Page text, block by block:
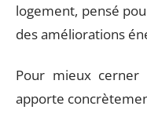
logement, pensé
des améliorations
Pour mieux cerner
apporte